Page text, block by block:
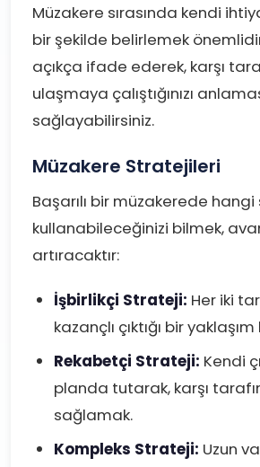
Müzakere sırasında kendi
bir şekilde belirlemek
açıkça ifade ederek, karşı
ulaşmaya çalıştığınızı
sağlayabilirsiniz.
Müzakere Stratejileri
Başarılı bir müzakerede
kullanabileceğinizi bilmek,
artıracaktır:
İşbirlikçi Strateji: Her iki
kazançlı çıktığı bir
Rekabetçi Strateji: Kendi
planda tutarak, karşı
sağlamak.
Kompleks Strateji: Uzun